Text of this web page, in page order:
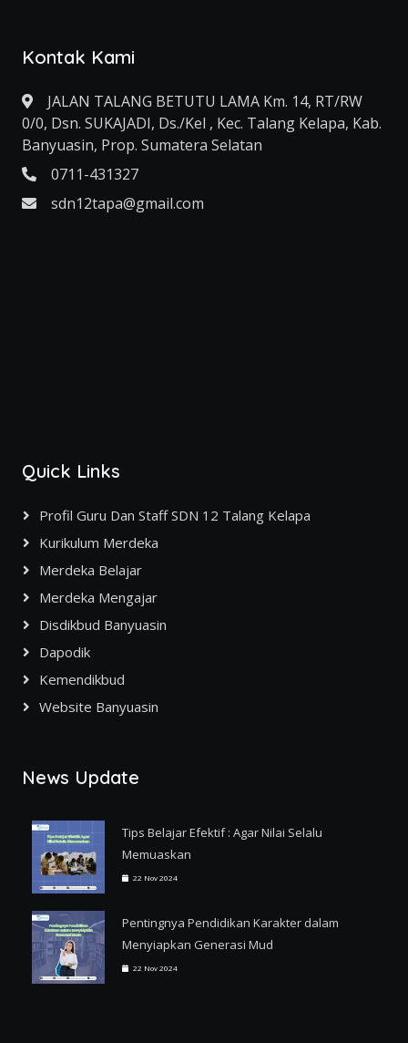
Kontak Kami
JALAN TALANG BETUTU LAMA Km. 14, RT/RW
0/0, Dsn. SUKAJADI, Ds./Kel , Kec. Talang Kelapa, Kab.
Banyuasin, Prop. Sumatera Selatan
0711-431327
sdn12tapa@gmail.com
Quick Links
Profil Guru Dan Staff SDN 12 Talang Kelapa
Kurikulum Merdeka
Merdeka Belajar
Merdeka Mengajar
Disdikbud Banyuasin
Dapodik
Kemendikbud
Website Banyuasin
News Update
Tips Belajar Efektif : Agar Nilai Selalu
Memuaskan
22 Nov 2024
Pentingnya Pendidikan Karakter dalam
Menyiapkan Generasi Mud
22 Nov 2024